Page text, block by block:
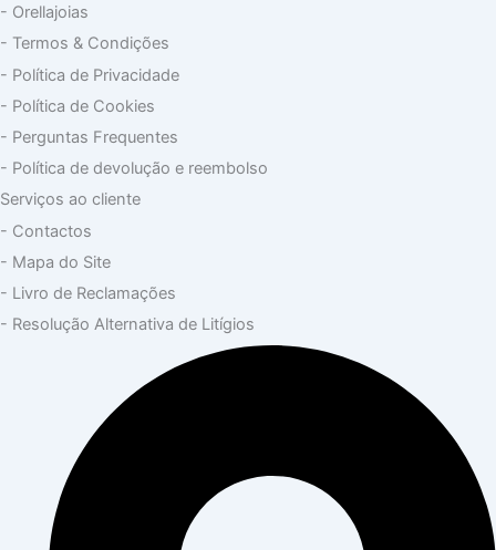
- Orellajoias
- Termos & Condições
- Política de Privacidade
- Política de Cookies
- Perguntas Frequentes
- Política de devolução e reembolso
Serviços ao cliente
- Contactos
- Mapa do Site
- Livro de Reclamações
- Resolução Alternativa de Litígios